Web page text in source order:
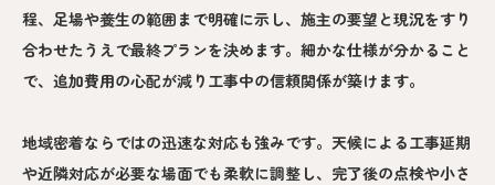
程、足場や養生の範囲まで明確に示し、施主の要望と現況をすり
合わせたうえで最終プランを決めます。細かな仕様が分かること
で、追加費用の心配が減り工事中の信頼関係が築けます。
地域密着ならではの迅速な対応も強みです。天候による工事延期
や近隣対応が必要な場面でも柔軟に調整し、完了後の点検や小さ